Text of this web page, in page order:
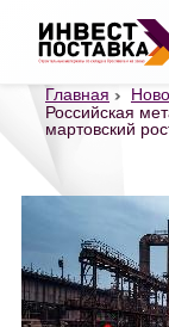
Главная
Российская
мартовский